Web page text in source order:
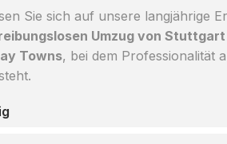
Sie sich auf unsere langjährige
Umzug von
Towns, bei dem Professionalität